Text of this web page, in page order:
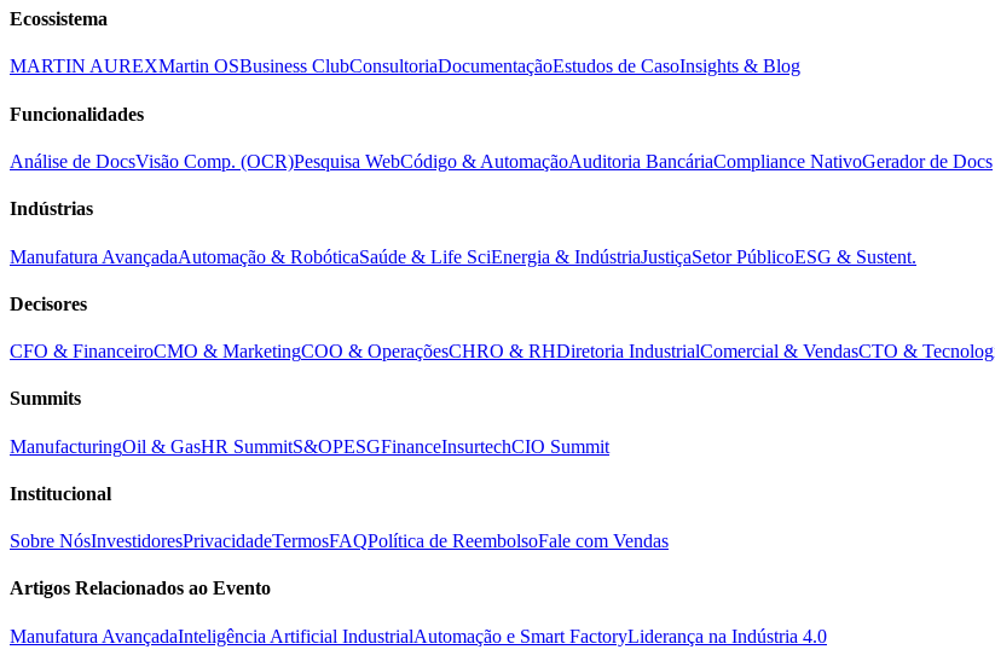
Ecossistema
MARTIN AUREXMartin OSBusiness ClubConsultoriaDocumentaçãoEstudos de CasoInsights & Blog
Funcionalidades
Análise de DocsVisão Comp. (OCR)Pesquisa WebCódigo & AutomaçãoAuditoria BancáriaCompliance NativoGerador de Docs
Indústrias
Manufatura AvançadaAutomação & RobóticaSaúde & Life SciEnergia & IndústriaJustiçaSetor PúblicoESG & Sustent.
Decisores
CFO & FinanceiroCMO & MarketingCOO & OperaçõesCHRO & RHDiretoria IndustrialComercial & VendasCTO &
Summits
ManufacturingOil & GasHR SummitS&OPESGFinanceInsurtechCIO Summit
Institucional
Sobre NósInvestidoresPrivacidadeTermosFAQPolítica de ReembolsoFale com Vendas
Artigos Relacionados ao Evento
Manufatura AvançadaInteligência Artificial IndustrialAutomação e Smart FactoryLiderança na Indústria 4.0